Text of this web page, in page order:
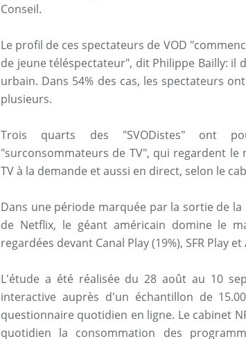
Conseil.
Le profil de ces spectateurs de VOD
de jeune téléspectateur", dit Philippe Bailly: il
urbain. Dans 54% des cas, les spectateurs
plusieurs.
Trois quarts des "SVODistes" ont
"surconsommateurs de TV", qui regardent
TV à la demande et aussi en direct, selon le
Dans une période marquée par la sortie de la
de Netflix, le géant américain domine le
regardées devant Canal Play (19%), SFR Play
L'étude a été réalisée du 28 août au 10
interactive auprès d'un échantillon de
questionnaire quotidien en ligne. Le cabinet
quotidien la consommation des